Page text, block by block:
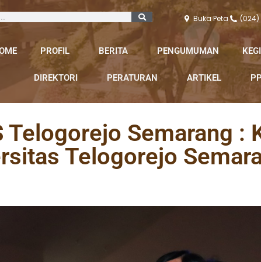
Buka Peta (024)
PROFIL BERITA PENGUMUMAN
DIREKTORI PERATURAN ARTIKEL
Semarang :
Telogorejo